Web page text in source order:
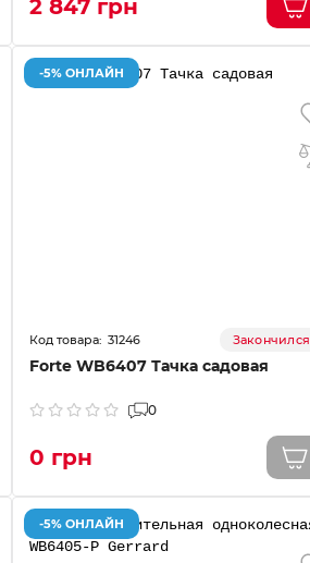
2 847 грн
-5% ОНЛАЙН
31246 Закончился
Forte WB6407 Тачка садовая
0
0 грн
-5% ОНЛАЙН